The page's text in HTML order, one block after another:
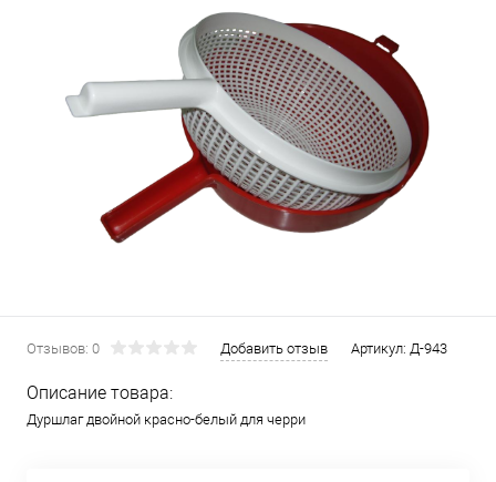
Отзывов: 0 Добавить отзыв Артикул: Д-943
Описание товара:
Дуршлаг двойной красно-белый для черри